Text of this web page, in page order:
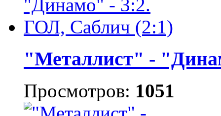
"Металлист" -
Просмотров: 1051